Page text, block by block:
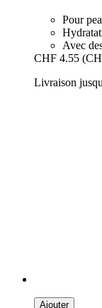
Pour
Avec
CHF 4.55
Livraison
Ajouter